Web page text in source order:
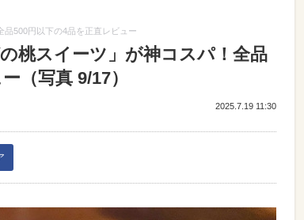
500円以下の4品を正直レビュー
桃スイーツ」が神コスパ！全品
（写真 9/17）
2025.7.19 11:30